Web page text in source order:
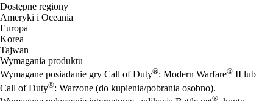
Dostępne regiony
Ameryki i Oceania
Europa
Korea
Tajwan
Wymagania produktu
Wymagane posiadanie gry Call of Duty®: Modern Warfare® II lub
Call of Duty®: Warzone (do kupienia/pobrania osobno).
®